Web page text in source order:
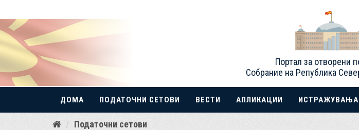
Прескокнете
Портал за отворени
Собрание на Република
ДОМА ПОДАТОЧНИ СЕТОВИ ВЕСТИ АПЛИКАЦИИ ИСТРАЖУВАЊА
Податочни сетови